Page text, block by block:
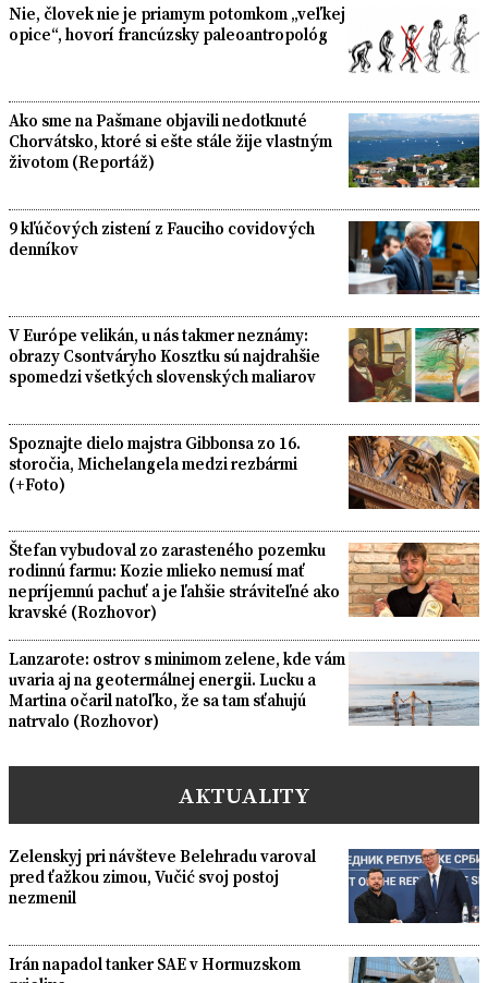
Nie, človek nie je priamym potomkom „veľkej
opice“, hovorí francúzsky paleoantropológ
Ako sme na Pašmane objavili nedotknuté
Chorvátsko, ktoré si ešte stále žije vlastným
životom (Reportáž)
9 kľúčových zistení z Fauciho covidových
denníkov
V Európe velikán, u nás takmer neznámy:
obrazy Csontváryho Kosztku sú najdrahšie
spomedzi všetkých slovenských maliarov
Spoznajte dielo majstra Gibbonsa zo 16.
storočia, Michelangela medzi rezbármi
(+Foto)
Štefan vybudoval zo zarasteného pozemku
rodinnú farmu: Kozie mlieko nemusí mať
nepríjemnú pachuť a je ľahšie stráviteľné ako
kravské (Rozhovor)
Lanzarote: ostrov s minimom zelene, kde vám
uvaria aj na geotermálnej energii. Lucku a
Martina očaril natoľko, že sa tam sťahujú
natrvalo (Rozhovor)
AKTUALITY
Zelenskyj pri návšteve Belehradu varoval
pred ťažkou zimou, Vučić svoj postoj
nezmenil
Irán napadol tanker SAE v Hormuzskom